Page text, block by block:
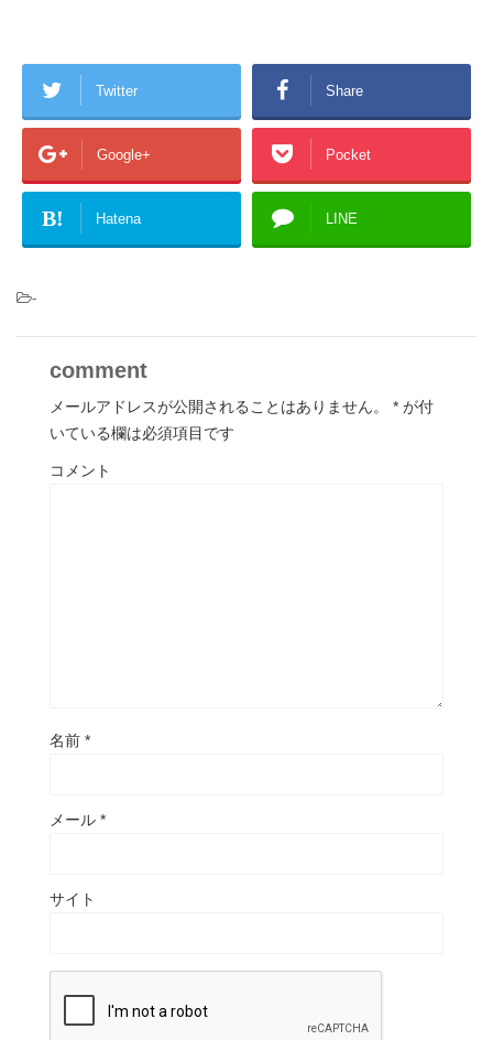
Twitter Share
Google+ Pocket
B! Hatena LINE
-
comment
メールアドレスが公開されることはありません。 * が付
いている欄は必須項目です
コメント
名前 *
メール *
サイト